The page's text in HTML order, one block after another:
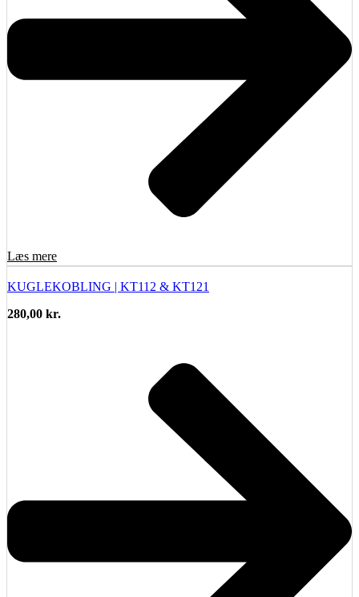
Læs mere
KUGLEKOBLING | KT112 & KT121
280,00 kr.